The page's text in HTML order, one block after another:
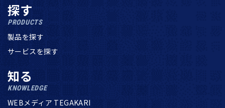
探す
PRODUCTS
製品を探す
サービスを探す
知る
KNOWLEDGE
WEBメディア TEGAKARI